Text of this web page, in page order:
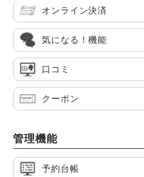
オンライン決済
気になる！機能
口コミ
クーポン
管理機能
予約台帳